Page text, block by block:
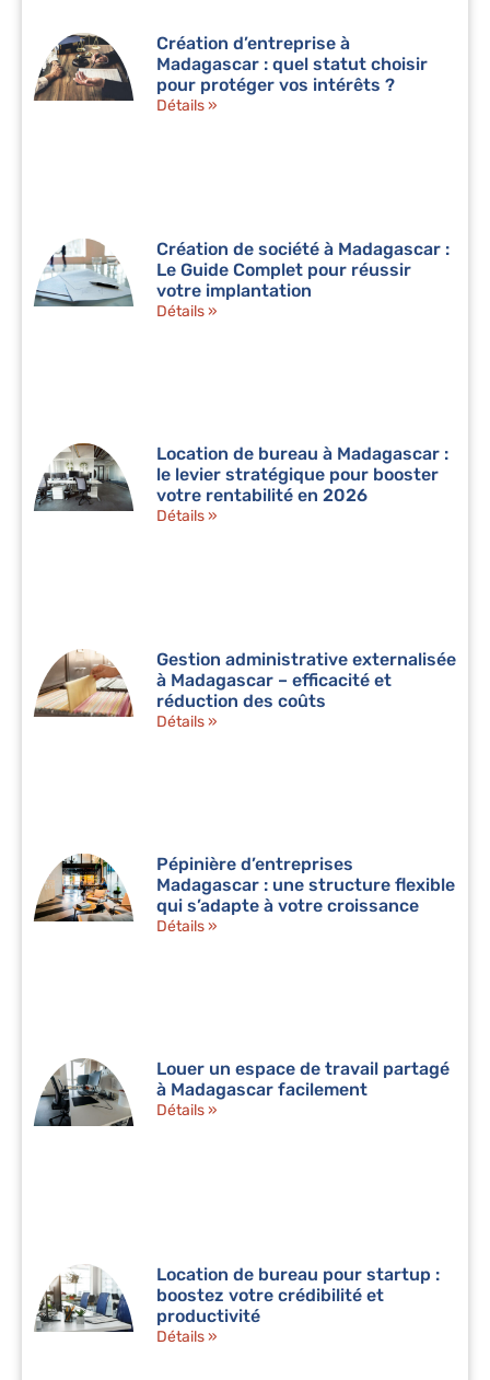
Création d’entreprise à
Madagascar : quel statut choisir
pour protéger vos intérêts ?
Détails »
Création de société à Madagascar :
Le Guide Complet pour réussir
votre implantation
Détails »
Location de bureau à Madagascar :
le levier stratégique pour booster
votre rentabilité en 2026
Détails »
Gestion administrative externalisée
à Madagascar – efficacité et
réduction des coûts
Détails »
Pépinière d’entreprises
Madagascar : une structure flexible
qui s’adapte à votre croissance
Détails »
Louer un espace de travail partagé
à Madagascar facilement
Détails »
Location de bureau pour startup :
boostez votre crédibilité et
productivité
Détails »